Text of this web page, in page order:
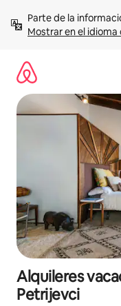
contenidoMostrar en el idioma
Alquileres
Petrijevci